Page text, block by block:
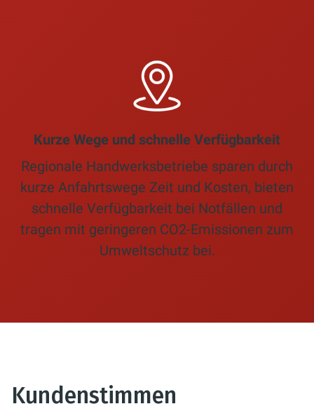
Kurze Wege und schnelle Verfügbarkeit
Regionale Handwerksbetriebe sparen durch
kurze Anfahrtswege Zeit und Kosten, bieten
schnelle Verfügbarkeit bei Notfällen und
tragen mit geringeren CO2-Emissionen zum
Umweltschutz bei.
Kundenstimmen